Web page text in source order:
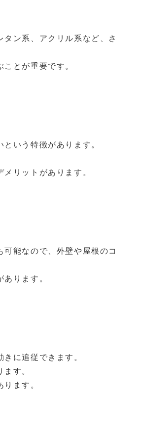
ン系、アクリル系など、さ
とが重要です。
いう特徴があります。
リットがあります。
能なので、外壁や屋根のコ
ります。
に追従できます。
す。
ます。